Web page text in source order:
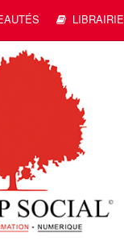
LIBRAIRIE